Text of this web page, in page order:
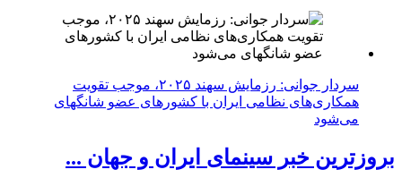
سردار جوانی: رزمایش سهند ۲۰۲۵، موجب تقویت
همکاری‌های نظامی ایران با کشور‌های عضو شانگهای
می‌شود
بروزترین خبر سینمای ایران و جهان ...